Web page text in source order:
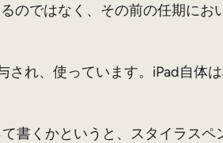
のではなく、その前の任期に
れ、使っています。iPad自体
書くかというと、スタイラス